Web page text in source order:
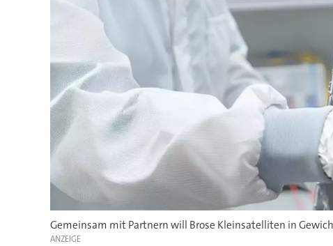
Gemeinsam mit Partnern will Brose Kleinsatelliten in
ANZEIGE